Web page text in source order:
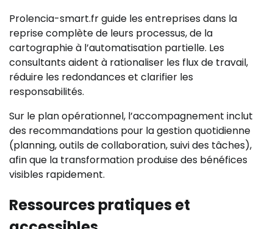
Prolencia-smart.fr guide les entreprises dans la
reprise complète de leurs processus, de la
cartographie à l’automatisation partielle. Les
consultants aident à rationaliser les flux de travail,
réduire les redondances et clarifier les
responsabilités.
Sur le plan opérationnel, l’accompagnement inclut
des recommandations pour la gestion quotidienne
(planning, outils de collaboration, suivi des tâches),
afin que la transformation produise des bénéfices
visibles rapidement.
Ressources pratiques et